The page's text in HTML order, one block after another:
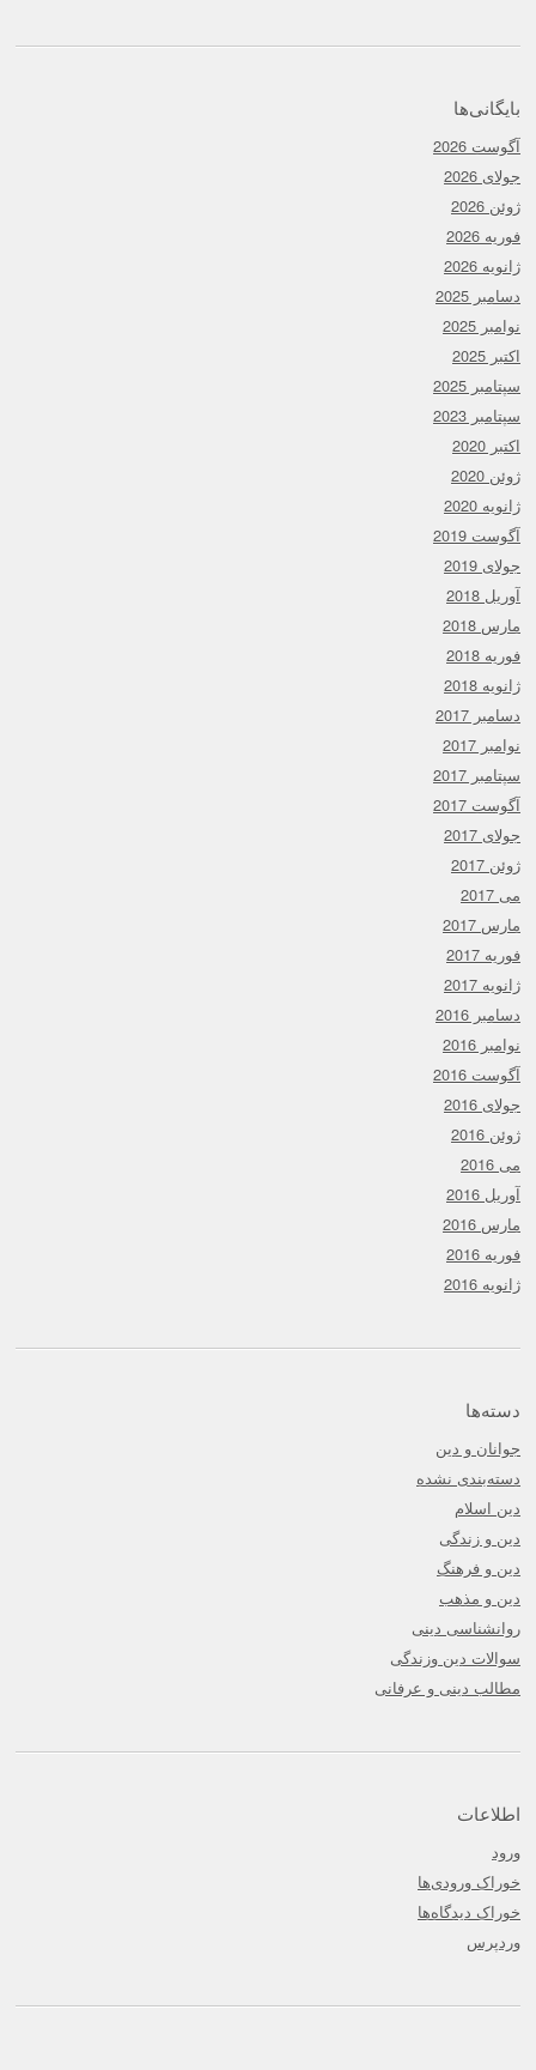
بایگانی‌ها
آگوست 2026
جولای 2026
ژوئن 2026
فوریه 2026
ژانویه 2026
دسامبر 2025
نوامبر 2025
اکتبر 2025
سپتامبر 2025
سپتامبر 2023
اکتبر 2020
ژوئن 2020
ژانویه 2020
آگوست 2019
جولای 2019
آوریل 2018
مارس 2018
فوریه 2018
ژانویه 2018
دسامبر 2017
نوامبر 2017
سپتامبر 2017
آگوست 2017
جولای 2017
ژوئن 2017
می 2017
مارس 2017
فوریه 2017
ژانویه 2017
دسامبر 2016
نوامبر 2016
آگوست 2016
جولای 2016
ژوئن 2016
می 2016
آوریل 2016
مارس 2016
فوریه 2016
ژانویه 2016
دسته‌ها
جوانان و دین
دسته‌بندی نشده
دین اسلام
دین و زندگی
دین و فرهنگ
دین و مذهب
روانشناسی دینی
سوالات دین وزندگی
مطالب دینی و عرفانی
اطلاعات
ورود
خوراک ورودی‌ها
خوراک دیدگاه‌ها
وردپرس